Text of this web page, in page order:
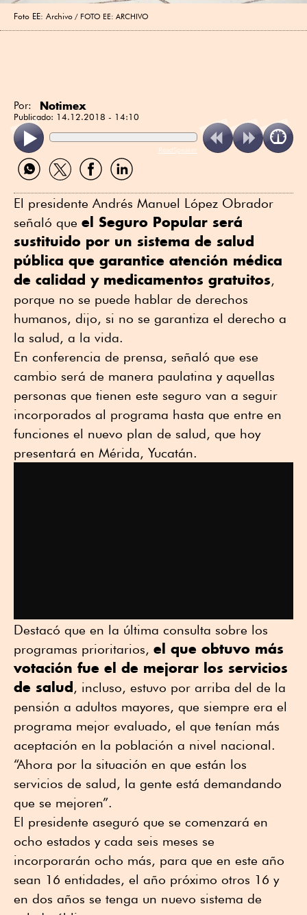
Foto EE: Archivo FOTO EE: ARCHIVO
Por: Notimex
Publicado: 14.12.2018 - 14:10
ReadSpeaker
Compartir
por
Compartir
por
Compartir
por
Compartir
por
El presidente Andrés Manuel López Obrador
señaló que el Seguro Popular será
sustituido por un sistema de salud
pública que garantice atención médica
de calidad y medicamentos gratuitos,
porque no se puede hablar de derechos
humanos, dijo, si no se garantiza el derecho a
la salud, a la vida.
En conferencia de prensa, señaló que ese
cambio será de manera paulatina y aquellas
personas que tienen este seguro van a seguir
incorporados al programa hasta que entre en
funciones el nuevo plan de salud, que hoy
presentará en Mérida, Yucatán.
Destacó que en la última consulta sobre los
programas prioritarios, el que obtuvo más
votación fue el de mejorar los servicios
de salud, incluso, estuvo por arriba del de la
pensión a adultos mayores, que siempre era el
programa mejor evaluado, el que tenían más
aceptación en la población a nivel nacional.
“Ahora por la situación en que están los
servicios de salud, la gente está demandando
que se mejoren”.
El presidente aseguró que se comenzará en
ocho estados y cada seis meses se
incorporarán ocho más, para que en este año
sean 16 entidades, el año próximo otros 16 y
en dos años se tenga un nuevo sistema de